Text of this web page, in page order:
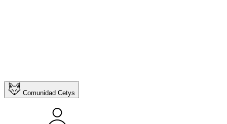
Comunidad Cetys